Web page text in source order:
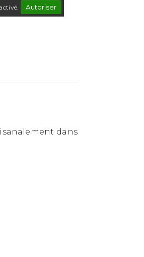
Autoriser
dans